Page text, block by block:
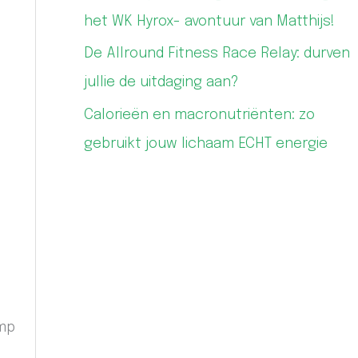
het WK Hyrox- avontuur van Matthijs!
De Allround Fitness Race Relay: durven
jullie de uitdaging aan?
Calorieën en macronutriënten: zo
gebruikt jouw lichaam ECHT energie